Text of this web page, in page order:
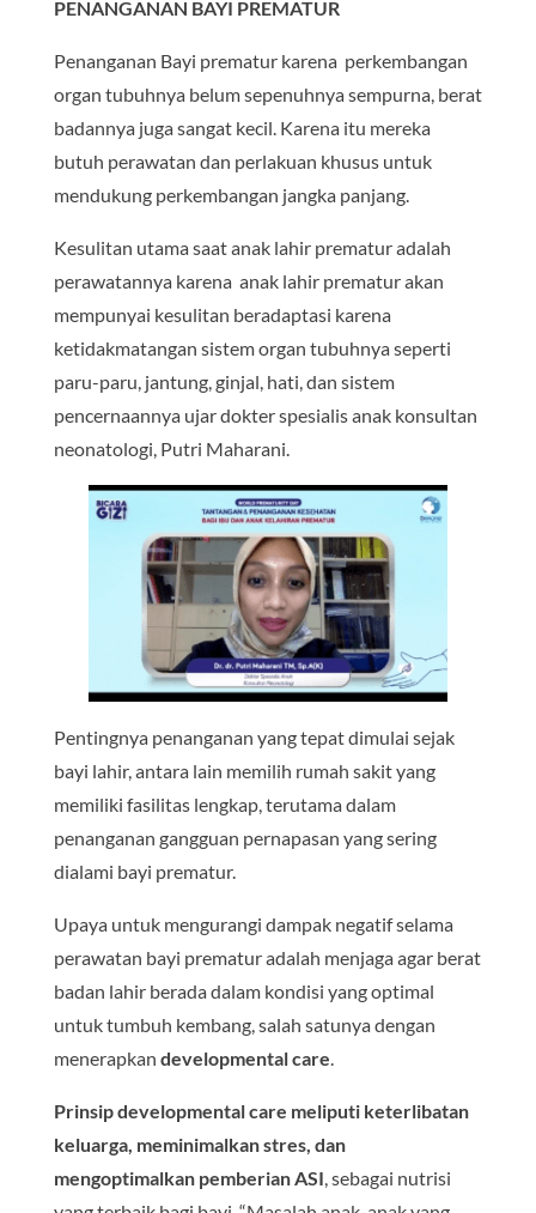
PENANGANAN BAYI PREMATUR
Penanganan Bayi prematur karena perkembangan
organ tubuhnya belum sepenuhnya sempurna, berat
badannya juga sangat kecil. Karena itu mereka
butuh perawatan dan perlakuan khusus untuk
mendukung perkembangan jangka panjang.
Kesulitan utama saat anak lahir prematur adalah
perawatannya karena anak lahir prematur akan
mempunyai kesulitan beradaptasi karena
ketidakmatangan sistem organ tubuhnya seperti
paru-paru, jantung, ginjal, hati, dan sistem
pencernaannya ujar dokter spesialis anak konsultan
neonatologi, Putri Maharani.
Pentingnya penanganan yang tepat dimulai sejak
bayi lahir, antara lain memilih rumah sakit yang
memiliki fasilitas lengkap, terutama dalam
penanganan gangguan pernapasan yang sering
dialami bayi prematur.
Upaya untuk mengurangi dampak negatif selama
perawatan bayi prematur adalah menjaga agar berat
badan lahir berada dalam kondisi yang optimal
untuk tumbuh kembang, salah satunya dengan
menerapkan developmental care.
Prinsip developmental care meliputi keterlibatan
keluarga, meminimalkan stres, dan
mengoptimalkan pemberian ASI, sebagai nutrisi